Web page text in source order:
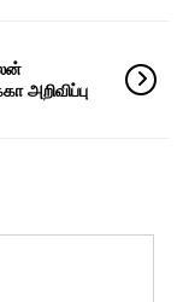
அறிவிப்பு